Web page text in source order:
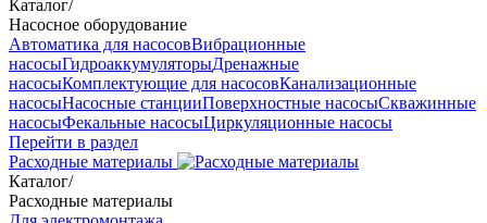
Каталог/
Насосное оборудование
Автоматика для насосовВибрационные
насосыГидроаккумуляторыДренажные
насосыКомплектующие для насосовКанализационные
насосыНасосные станцииПоверхностные насосыСкважинные
насосыФекальные насосыЦиркуляционные насосы
Перейти в раздел
Расходные материалы
Каталог/
Расходные материалы